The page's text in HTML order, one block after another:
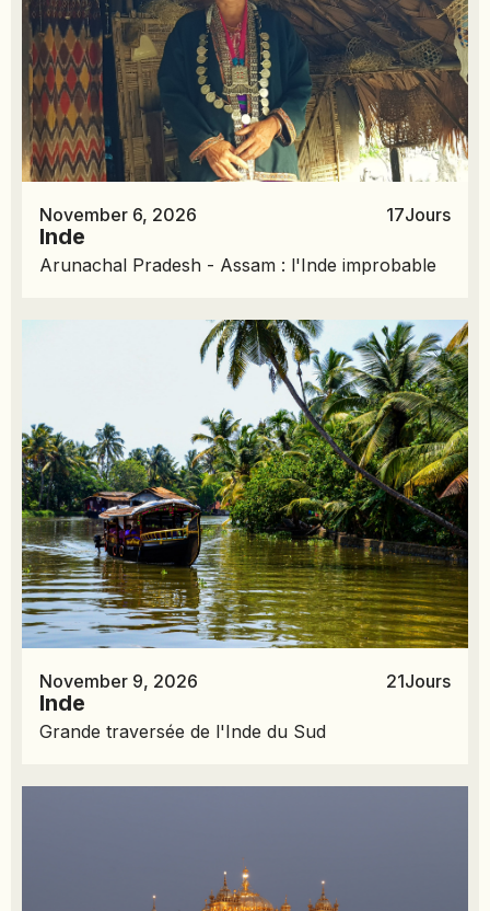
November 6, 2026 17Jours
Inde
Arunachal Pradesh - Assam : l'Inde improbable
November 9, 2026 21Jours
Inde
Grande traversée de l'Inde du Sud